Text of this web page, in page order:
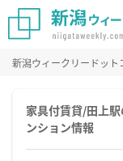
新潟ウィークリードット
家具付賃貸/田上
ンション情報